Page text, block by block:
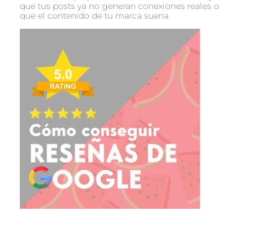
que tus posts ya no generan conexiones reales o
que el contenido de tu marca suena